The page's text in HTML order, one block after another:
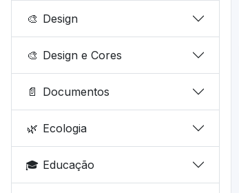
🎨 Design
🎨 Design e Cores
📄 Documentos
🌿 Ecologia
🎓 Educação